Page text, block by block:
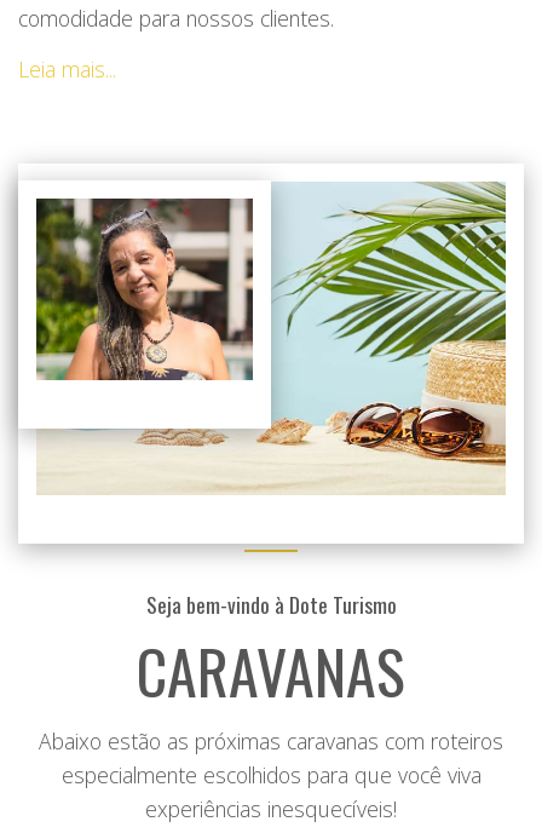
comodidade para nossos clientes.
Leia mais...
Seja bem-vindo à Dote Turismo
CARAVANAS
Abaixo estão as próximas caravanas com roteiros
especialmente escolhidos para que você viva
experiências inesquecíveis!